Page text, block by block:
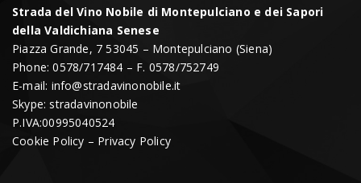
Strada del Vino Nobile di Montepulciano e dei Sapori
della Valdichiana Senese
Piazza Grande, 7 53045 – Montepulciano (Siena)
Phone: 0578/717484 – F. 0578/752749
E-mail: info@stradavinonobile.it
Skype: stradavinonobile
P.IVA:00995040524
Cookie Policy – Privacy Policy